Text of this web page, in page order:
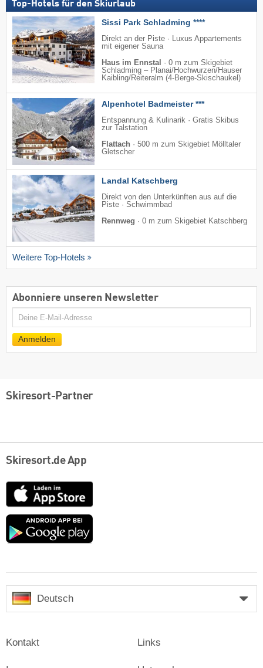
Top-Hotels für den Skiurlaub
Sissi Park Schladming ****
Direkt an der Piste · Luxus Appartements
mit eigener Sauna
Haus im Ennstal
· 0 m zum Skigebiet
Schladming – Planai/​Hochwurzen/​Hauser
Kaibling/​Reiteralm (4-Berge-Skischaukel)
Alpenhotel Badmeister ***
Entspannung & Kulinarik · Gratis Skibus
zur Talstation
Flattach · 500 m zum Skigebiet Mölltaler
Gletscher
Landal Katschberg
Direkt von den Unterkünften aus auf die
Piste · Schwimmbad
Rennweg · 0 m zum Skigebiet Katschberg
Weitere Top-Hotels
Abonniere unseren Newsletter
E-
Anmelden
Skiresort-Partner
Skiresort.de App
App
Store
Google
Deutsch
Kontakt Links